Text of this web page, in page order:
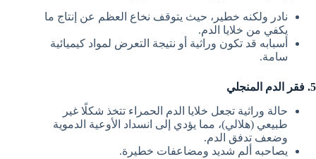
نادر ولكنه خطير، حيث يتوقف نخاع العظم عن إنتاج ما
يكفي من خلايا الدم.
أسبابه قد تكون وراثية أو نتيجة التعرض لمواد كيميائية
سامة.
5. فقر الدم المنجلي
حالة وراثية تجعل خلايا الدم الحمراء تتخذ شكلًا غير
طبيعي (هلالي)، مما يؤدي إلى انسداد الأوعية الدموية
وضعف تدفق الدم.
يصاحبه ألم شديد ومضاعفات خطيرة.